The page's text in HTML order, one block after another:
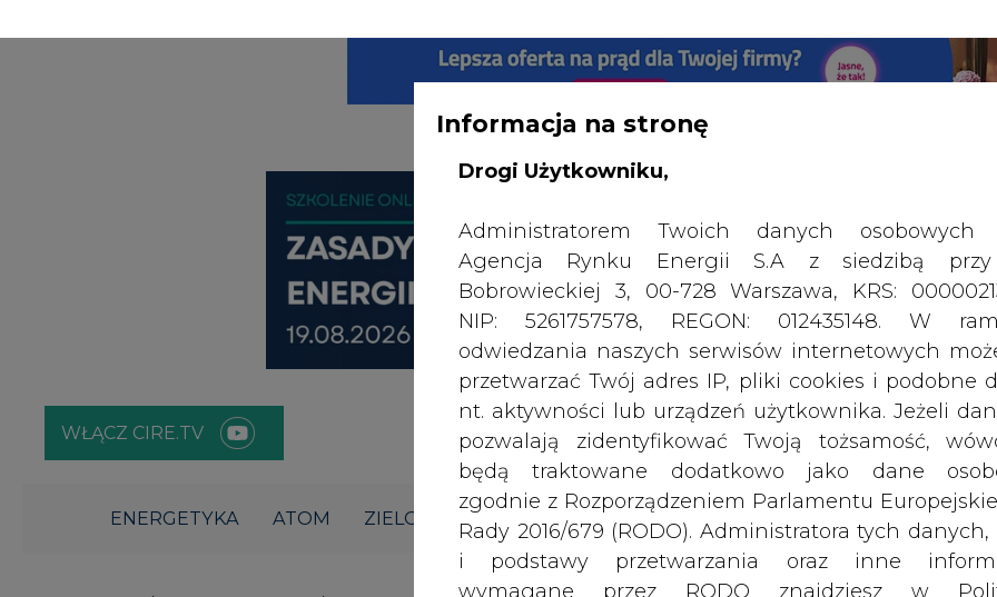
WYDAWCA PORTALU: WYSOKI KONTRAST
ZIELONA GOSPODARKA ZMIANY KADROWE NA RYNKU
Informacja na stronę
Drogi Użytkowniku,
Agencja Rynku Energii S.A z siedzibą
Bobrowieckiej 3, 00-728 Warszawa, KRS:
NIP: 5261757578, REGON: 012435148. W
odwiedzania naszych serwisów internetowych
przetwarzać Twój adres IP, pliki cookies i podobne
nt. aktywności lub urządzeń użytkownika. Jeżeli
pozwalają zidentyfikować Twoją tożsamość,
będą traktowane dodatkowo jako dane
zgodnie z Rozporządzeniem Parlamentu
Rady 2016/679 (RODO). Administratora tych danych,
i podstawy przetwarzania oraz inne
wymagane przez RODO znajdziesz w
Prywatności podtym linkiem.
Rokowania w sprawie prywatyzacji WPEC